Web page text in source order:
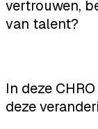
vertrouwen,
van talent?
In deze
deze